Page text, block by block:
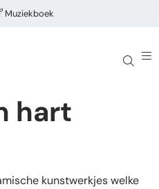
Muziekboek
hart
kunstwerkjes welke